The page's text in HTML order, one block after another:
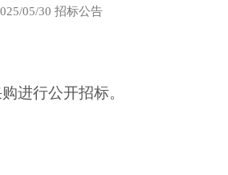
05/30 招标公告
进行公开招标。